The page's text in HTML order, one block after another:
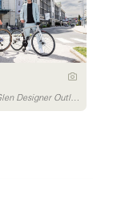
© McArthurGlen Designer Outlet Salzburg/Michael Preschl